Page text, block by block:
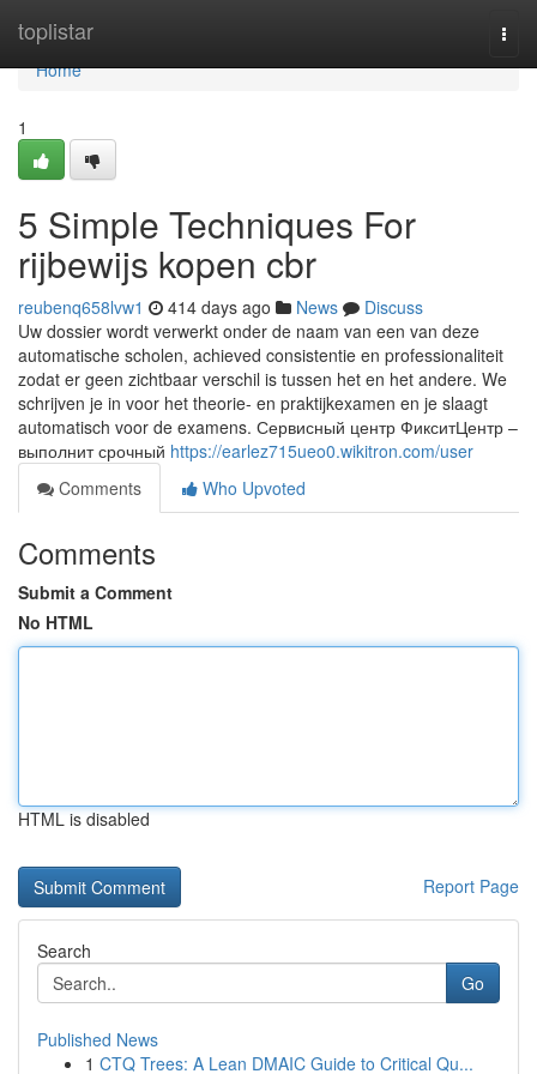
toplistar
Home
Home
1
5 Simple Techniques For
rijbewijs kopen cbr
reubenq658lvw1 414 days ago News
Discuss
Uw dossier wordt verwerkt onder de naam van een van deze
automatische scholen, achieved consistentie en professionaliteit
zodat er geen zichtbaar verschil is tussen het en het andere. We
schrijven je in voor het theorie- en praktijkexamen en je slaagt
automatisch voor de examens. Сервисный центр ФикситЦентр –
выполнит срочный https://earlez715ueo0.wikitron.com/user
Comments
Who Upvoted
Comments
Submit a Comment
No HTML
HTML is disabled
Report Page
Search
Go
Published News
1 CTQ Trees: A Lean DMAIC Guide to Critical Qu...